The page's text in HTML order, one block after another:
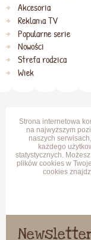
Akcesoria
Reklama TV
Popularne serie
Nowości
Strefa rodzica
Wiek
Strona internetowa
na najwyższym
naszych
każdego
statystycznych.
plików cookies w
cookies